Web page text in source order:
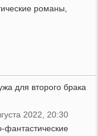
романы
для второго брака
2022, 20:30
фантастические